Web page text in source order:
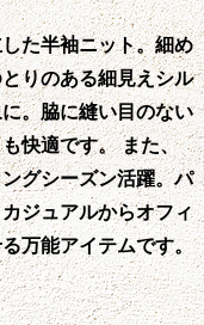
た半袖ニット。細め
りのある細見えシル
。脇に縫い目のない
快適です。 また、
グシーズン活躍。パ
ジュアルからオフィ
万能アイテムです。